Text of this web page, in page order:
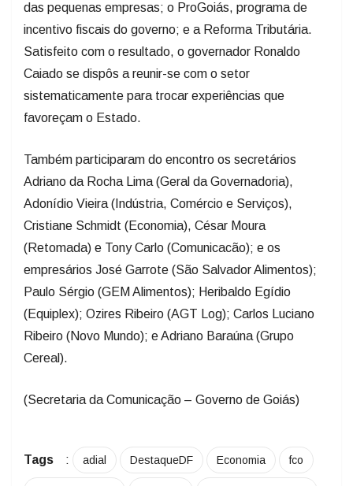
das pequenas empresas; o ProGoiás, programa de
incentivo fiscais do governo; e a Reforma Tributária.
Satisfeito com o resultado, o governador Ronaldo
Caiado se dispôs a reunir-se com o setor
sistematicamente para trocar experiências que
favoreçam o Estado.
Também participaram do encontro os secretários
Adriano da Rocha Lima (Geral da Governadoria),
Adonídio Vieira (Indústria, Comércio e Serviços),
Cristiane Schmidt (Economia), César Moura
(Retomada) e Tony Carlo (Comunicacão); e os
empresários José Garrote (São Salvador Alimentos);
Paulo Sérgio (GEM Alimentos); Heribaldo Egídio
(Equiplex); Ozires Ribeiro (AGT Log); Carlos Luciano
Ribeiro (Novo Mundo); e Adriano Baraúna (Grupo
Cereal).
(Secretaria da Comunicação – Governo de Goiás)
Tags : adial DestaqueDF Economia fco